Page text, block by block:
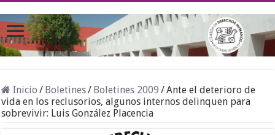
Inicio / Boletines/ Boletines 2009 /Ante el deterioro de
vida en los reclusorios, algunos internos delinquen para
sobrevivir: Luis González Placencia